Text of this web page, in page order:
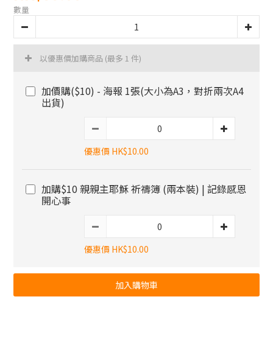
數量
以優惠價加購商品 (最多 1 件)
加價購($10) - 海報 1張(大小為A3，對折兩次A4
出貨)
優惠價 HK$10.00
加購$10 親親主耶穌 祈禱簿 (兩本裝) | 記錄感恩
開心事
優惠價 HK$10.00
加入購物車